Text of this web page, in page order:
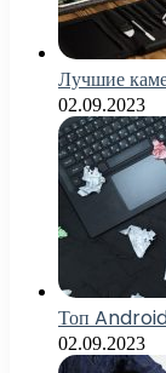
Лучшие
02.09.2023
Топ
02.09.2023